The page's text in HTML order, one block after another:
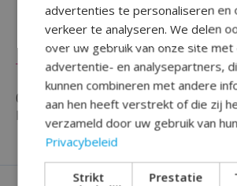
Reviews (0)
0 sterren op basis van0
beoordelingen
Je
advertenties te personaliseren en
verkeer te analyseren. We delen
over uw gebruik van onze site met
advertentie- en analysepartners,
kunnen combineren met andere
aan hen heeft verstrekt of die zij
verzameld door uw gebruik van
Privacybeleid
Strikt
Prestatie